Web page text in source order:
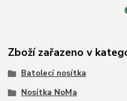
Zboží zařazeno v
Batolecí nosítka
Nosítka NoMa